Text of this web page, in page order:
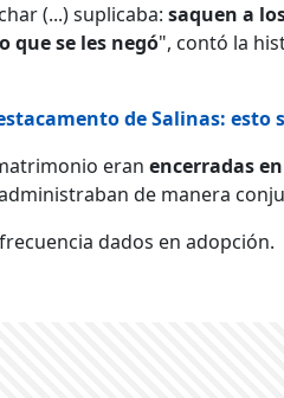
(...) suplicaba: saquen a
se les negó", contó la
de Salinas: esto
eran encerradas
de manera
dados en adopción.